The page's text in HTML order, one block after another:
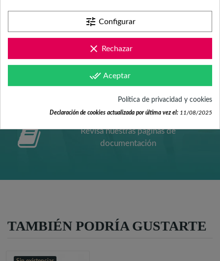
CLIENTE
Contacta con nosotros +34 965 731 401
hola@fabricadelasuerte.es
Revisa nuestras páginas de
documentación
TAMBIÉN PODRÍA GUSTARTE
tune Configurar
clear Rechazar
done_all Aceptar
Política de privacidad y cookies
Declaración de cookies actualizada por última vez el: 11/08/2025